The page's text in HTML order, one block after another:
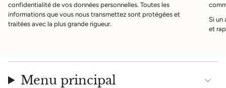
confidentialité de vos données personnelles. Toutes les
informations que vous nous transmettez sont protégées et
traitées avec la plus grande rigueur.
Si un
et
Menu principal